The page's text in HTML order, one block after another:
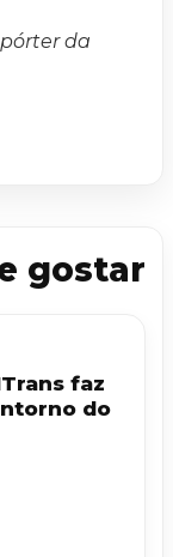
da
gostar
faz
do